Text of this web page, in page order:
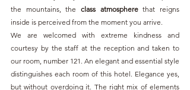
the mountains, the class atmosphere that reigns
inside is perceived from the moment you arrive.
We are welcomed with extreme kindness and
courtesy by the staff at the reception and taken to
our room, number 121. An elegant and essential style
distinguishes each room of this hotel. Elegance yes,
but without overdoing it. The right mix of elements